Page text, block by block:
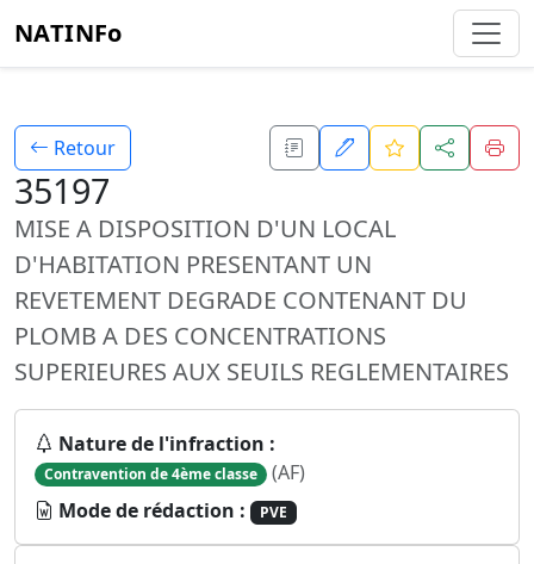
NATINFo
Retour
35197
MISE A DISPOSITION D'UN LOCAL
D'HABITATION PRESENTANT UN
REVETEMENT DEGRADE CONTENANT DU
PLOMB A DES CONCENTRATIONS
SUPERIEURES AUX SEUILS REGLEMENTAIRES
Nature de l'infraction :
Contravention de 4ème classe (AF)
Mode de rédaction :
PVE